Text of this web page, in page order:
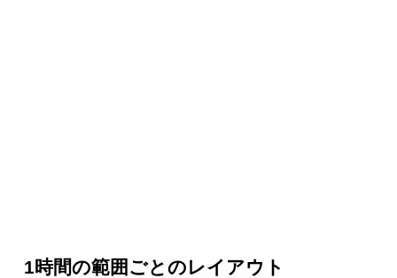
1時間の範囲ごとのレイアウト